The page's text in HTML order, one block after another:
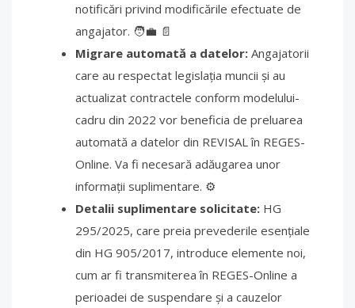
notificări privind modificările efectuate de
angajator. 🧑‍💼 📄
Migrare automată a datelor: Angajatorii
care au respectat legislația muncii și au
actualizat contractele conform modelului-
cadru din 2022 vor beneficia de preluarea
automată a datelor din REVISAL în REGES-
Online. Va fi necesară adăugarea unor
informații suplimentare. ⚙️
Detalii suplimentare solicitate: HG
295/2025, care preia prevederile esențiale
din HG 905/2017, introduce elemente noi,
cum ar fi transmiterea în REGES-Online a
perioadei de suspendare și a cauzelor